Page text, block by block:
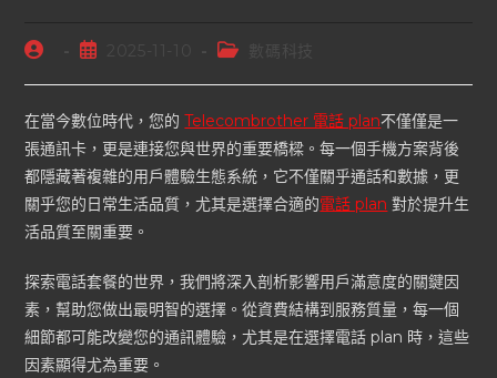
在當今數位時代，您的Telecombrother 電話 plan不僅僅是一
張通訊卡，更是連接您與世界的重要橋樑。每一個手機方案背後
都隱藏著複雜的用戶體驗生態系統，它不僅關乎通話和數據，更
關乎您的日常生活品質，尤其是選擇合適的電話 plan 對於提升生
活品質至關重要。
探索電話套餐的世界，我們將深入剖析影響用戶滿意度的關鍵因
素，幫助您做出最明智的選擇。從資費結構到服務質量，每一個
細節都可能改變您的通訊體驗，尤其是在選擇電話 plan 時，這些
因素顯得尤為重要。